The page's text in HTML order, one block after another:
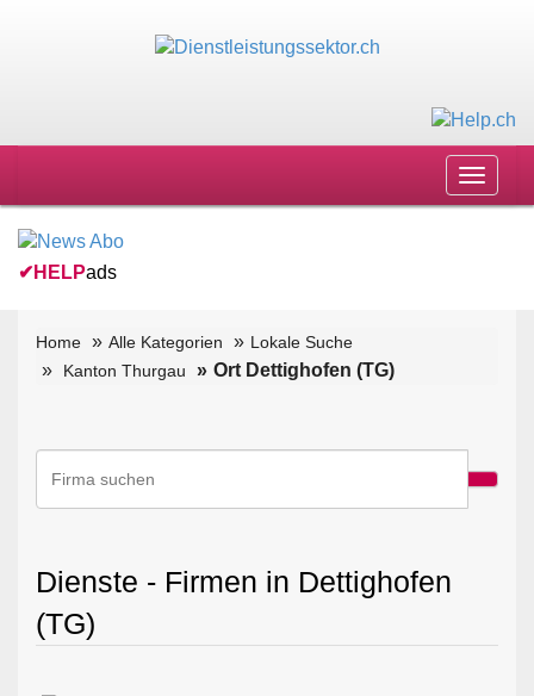
Toggle
✔ HELPads
Home Alle Kategorien
Lokale Suche
Kanton Thurgau
Ort Dettighofen (TG)
Dienste - Firmen in Dettighofen
(TG)